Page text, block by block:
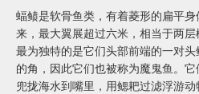
蝠鲼是软骨鱼类，有着菱形的扁平
来，最大翼展超过六米，相当于两层
最为独特的是它们头部前端的一对
的角，因此它们也被称为魔鬼鱼。
兜拢海水到嘴里，用鳃耙过滤浮游